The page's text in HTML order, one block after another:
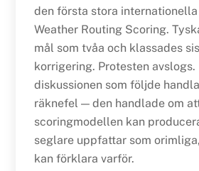
den första stora
Weather Routing Scoring.
mål som tvåa och klassades
korrigering. Protesten avslogs.
diskussionen som följde
räknefel — den handlade om
scoringmodellen kan
seglare uppfattar som
kan förklara varför.